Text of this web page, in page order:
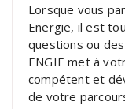
Lorsque vous
Energie, il est
questions ou
ENGIE met à
compétent et
de votre